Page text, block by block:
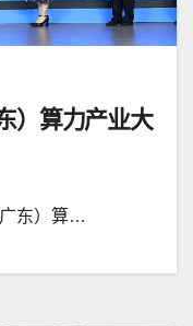
）算力产业大
东）算…